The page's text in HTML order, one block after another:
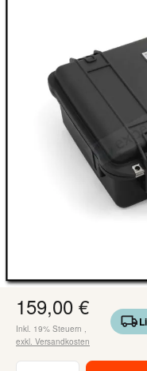
Kurze
extrem robust und
staub und
äußerst stabile
leichtgängige,
Ösen zur Sicherung
automatisches
159,00 €
Inkl. 19% Steuern ,
exkl. Versandkosten